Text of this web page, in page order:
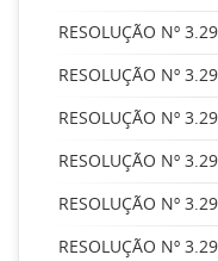
RESOLUÇÃO Nº
RESOLUÇÃO Nº
RESOLUÇÃO Nº
RESOLUÇÃO Nº
RESOLUÇÃO Nº
RESOLUÇÃO Nº